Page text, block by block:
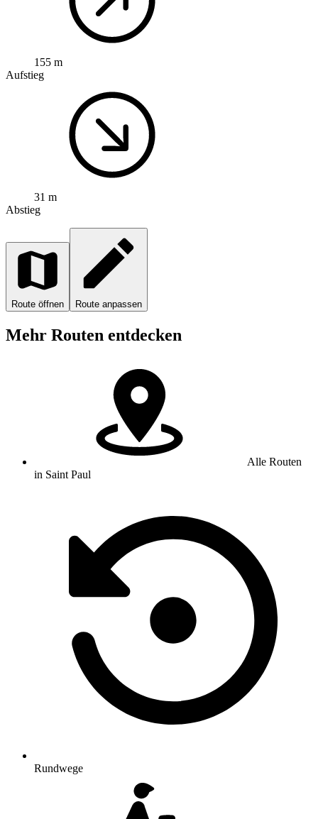
155 m
Aufstieg
31 m
Abstieg
Route öffnen Route anpassen
Mehr Routen entdecken
Alle Routen
in Saint Paul
Rundwege